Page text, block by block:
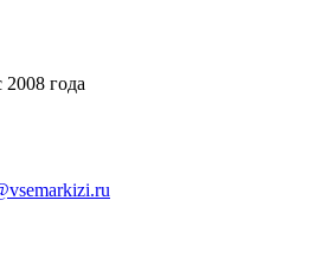
года